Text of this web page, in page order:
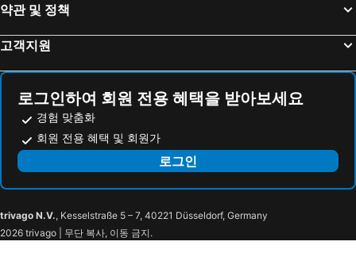
약관 및 정책
고객지원
로그인하여 회원 전용 혜택을 받아보세요
경험 맞춤화
회원 전용 혜택 및 회원가
로그인
trivago N.V., Kesselstraße 5 – 7, 40221 Düsseldorf, Germany
2026 trivago | 무단 복사, 이동 금지.